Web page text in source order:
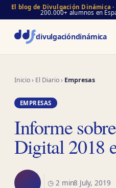
El blog de Divulgación Dinámica
200.000+ alumnos en
divulgacióndinámica
Inicio› El Diario› Empresas
EMPRESAS
Informe
Digital 2018
◷ 2 min8 July, 2019